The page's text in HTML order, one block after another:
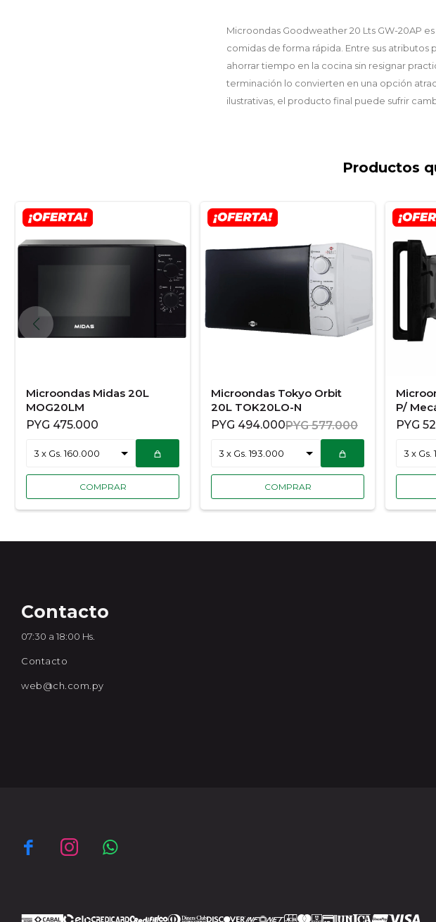
Microondas Goodweather 20 Lts GW-20AP
comidas de forma rápida. Entre sus atributos
ahorrar tiempo en la cocina sin resignar
terminación lo convierten en una opción
ilustrativas, el producto final puede sufrir
Productos
Microondas Midas 20L
MOG20LM
PYG 475.000
Microondas Tokyo Orbit
20L TOK20LO-N
PYG 494.000PYG 577.000
P/
PYG
  
Contacto
07:30 a 18:00 Hs.
Contacto
web@ch.com.py